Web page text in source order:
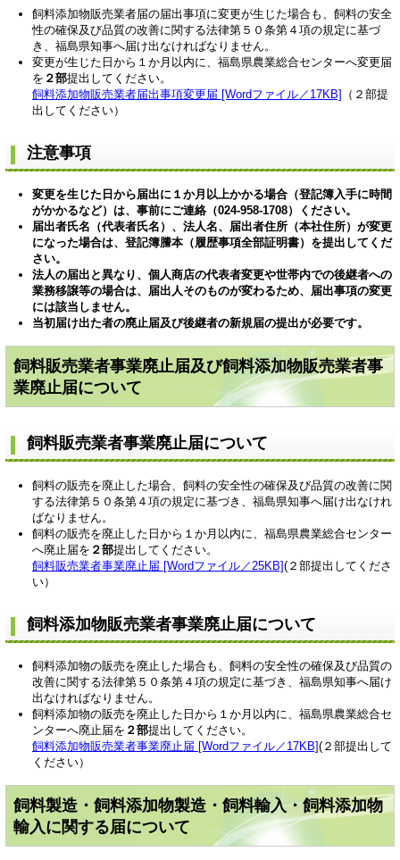
飼料添加物販売業者届の届出事項に変更が生じた場合も、飼料の安全
性の確保及び品質の改善に関する法律第５０条第４項の規定に基づ
き、福島県知事へ届け出なければなりません。
変更が生じた日から１か月以内に、福島県農業総合センターへ変更届
を ２部提出してください。
飼料添加物販売業者届出事項変更届 [Wordファイル／17KB]
（２部提
出してください）
注意事項
変更を生じた日から届出に１か月以上かかる場合（登記簿入手に時間
がかかるなど）は、事前にご連絡（024-958-1708）ください。
届出者氏名（代表者氏名）、法人名、届出者住所（本社住所）が変更
になった場合は、登記簿謄本（履歴事項全部証明書）を提出してくだ
さい。
法人の届出と異なり、個人商店の代表者変更や世帯内での後継者への
業務移譲等の場合は、届出人そのものが変わるため、届出事項の変更
には該当しません。
当初届け出た者の廃止届及び後継者の新規届の提出が必要です。
飼料販売業者事業廃止届及び飼料添加物販売業者事
業廃止届について
飼料販売業者事業廃止届について
飼料の販売を廃止した場合、飼料の安全性の確保及び品質の改善に関
する法律第５０条第４項の規定に基づき、福島県知事へ届け出なけれ
ばなりません。
飼料の販売を廃止した日から１か月以内に、福島県農業総合センター
へ廃止届を ２部提出してください。
飼料販売業者事業廃止届 [Wordファイル／25KB](２部提出してくださ
い）
飼料添加物販売業者事業廃止届について
飼料添加物の販売を廃止した場合も、飼料の安全性の確保及び品質の
改善に関する法律第５０条第４項の規定に基づき、福島県知事へ届け
出なければなりません。
飼料添加物の販売を廃止した日から１か月以内に、福島県農業総合セ
ンターへ廃止届を ２部提出してください。
飼料添加物販売業者事業廃止届 [Wordファイル／17KB](２部提出して
ください）
飼料製造・飼料添加物製造・飼料輸入・飼料添加物
輸入に関する届について